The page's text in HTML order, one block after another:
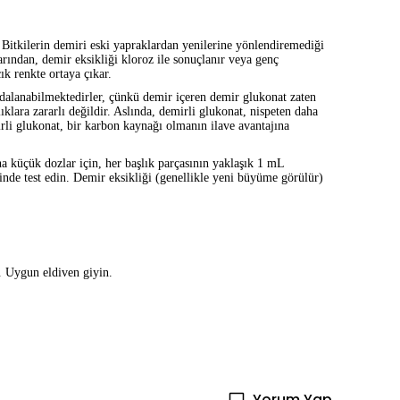
demiri eski yapraklardan yenilerine yönlendiremediği
demir eksikliği kloroz ile sonuçlanır veya genç
renkte ortaya çıkar.
çünkü demir içeren demir glukonat zaten
zararlı değildir. Aslında, demirli glukonat, nispeten daha
glukonat, bir karbon kaynağı olmanın ilave avantajına
dozlar için, her başlık parçasının yaklaşık 1 mL
test edin. Demir eksikliği (genellikle yeni büyüme görülür)
Uygun eldiven giyin.